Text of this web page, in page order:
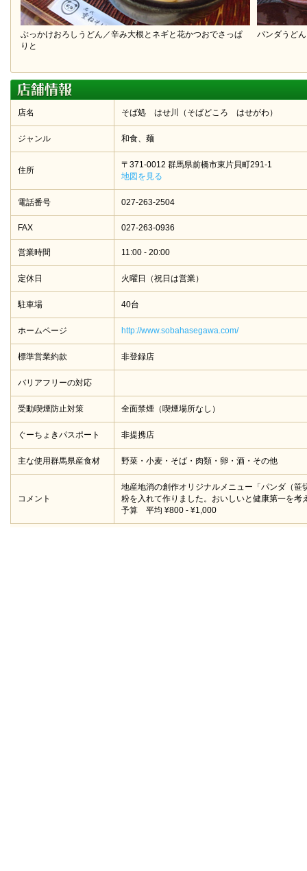
ぶっかけおろしうどん／辛み大根とネギと花かつおでさっぱ
りと
パンダうど
店名 そば処 はせ川（そばどころ はせがわ）
ジャンル 和食、麺
住所
〒371-0012 群馬県前橋市東片貝町291-1
地図を見る
電話番号 027-263-2504
FAX 027-263-0936
営業時間 11:00 - 20:00
定休日 火曜日（祝日は営業）
駐車場 40台
ホームページ http://www.sobahasegawa.com/
標準営業約款 非登録店
バリアフリーの対応
受動喫煙防止対策 全面禁煙（喫煙場所なし）
ぐーちょきパスポート 非提携店
主な使用群馬県産食材 野菜・小麦・そば・肉類・卵・酒・その他
コメント
地産地消の創作オリジナルメニュー「パンダ（
粉を入れて作りました。おいしいと健康第一を考
予算 平均 ¥800 - ¥1,000